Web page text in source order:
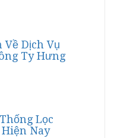
Dịch Vụ
Ty Hưng
Lọc
Nay